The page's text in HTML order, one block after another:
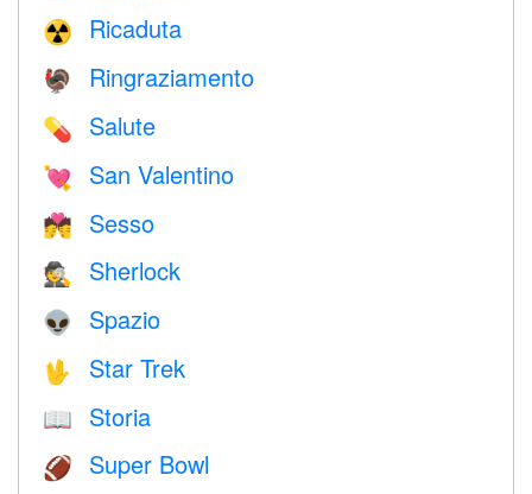
☢️ Ricaduta
🦃 Ringraziamento
💊 Salute
💘 San Valentino
💏 Sesso
🕵️ Sherlock
👽 Spazio
🖖 Star Trek
📖 Storia
🏈 Super Bowl